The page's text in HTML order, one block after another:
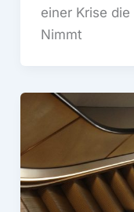
einer Krise
Nimmt